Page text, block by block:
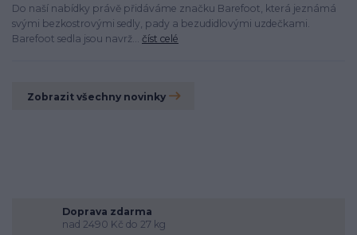
Do naší nabídky právě přidáváme značku Barefoot, která jeznámá
svými bezkostrovými sedly, pady a bezudidlovými uzdečkami.
Barefoot sedla jsou navrž... číst celé
Zobrazit všechny novinky
Doprava zdarma
nad 2490 Kč do 27 kg